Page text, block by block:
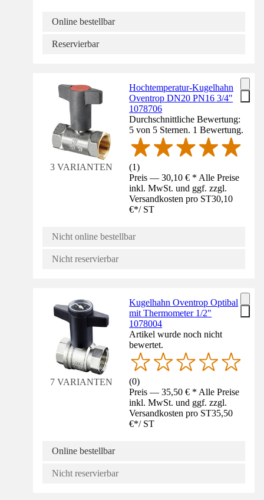
Online bestellbar
Reservierbar
3 VARIANTEN
Hochtemperatur-Kugelhahn
Oventrop DN20 PN16 3/4"
1078706
Durchschnittliche Bewertung:
5 von 5 Sternen. 1 Bewertung.
(1)
Preis — 30,10 € * Alle Preise
inkl. MwSt. und ggf. zzgl.
Versandkosten pro ST30,10
€*/ ST
Nicht online bestellbar
Nicht reservierbar
7 VARIANTEN
Kugelhahn Oventrop Optibal
mit Thermometer 1/2"
1078004
Artikel wurde noch nicht
bewertet.
(0)
Preis — 35,50 € * Alle Preise
inkl. MwSt. und ggf. zzgl.
Versandkosten pro ST35,50
€*/ ST
Online bestellbar
Nicht reservierbar